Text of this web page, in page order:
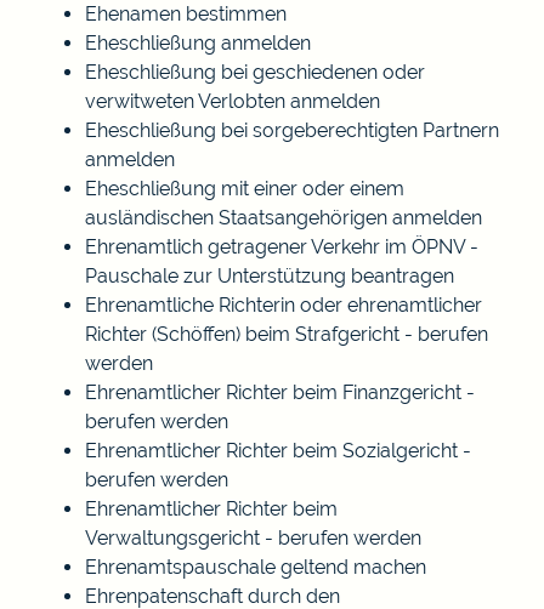
Ehenamen bestimmen
Eheschließung anmelden
Eheschließung bei geschiedenen oder
verwitweten Verlobten anmelden
Eheschließung bei sorgeberechtigten Partnern
anmelden
Eheschließung mit einer oder einem
ausländischen Staatsangehörigen anmelden
Ehrenamtlich getragener Verkehr im ÖPNV -
Pauschale zur Unterstützung beantragen
Ehrenamtliche Richterin oder ehrenamtlicher
Richter (Schöffen) beim Strafgericht - berufen
werden
Ehrenamtlicher Richter beim Finanzgericht -
berufen werden
Ehrenamtlicher Richter beim Sozialgericht -
berufen werden
Ehrenamtlicher Richter beim
Verwaltungsgericht - berufen werden
Ehrenamtspauschale geltend machen
Ehrenpatenschaft durch den